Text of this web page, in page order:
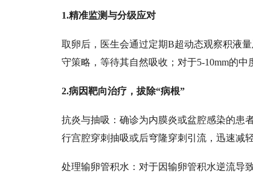
1.精准监测与分级应对
取卵后，医生会通过定期B超动态观察积液
守策略，等待其自然吸收；对于5-10mm的
2.病因靶向治疗，拔除“病根”
抗炎与抽吸：确诊为内膜炎或盆腔感染的患
行宫腔穿刺抽吸或后穹隆穿刺引流，迅速减
处理输卵管积水：对于因输卵管积水逆流导